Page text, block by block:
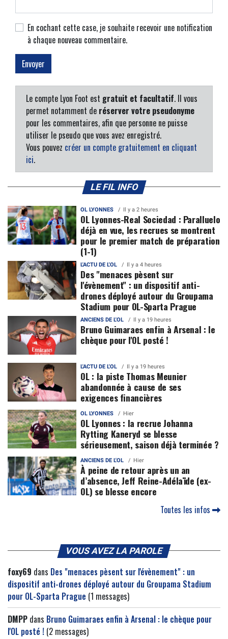
En cochant cette case, je souhaite recevoir une notification
à chaque nouveau commentaire.
Le compte Lyon Foot est gratuit et facultatif. Il vous
permet notamment de réserver votre pseudonyme
pour les commentaires, afin que personne ne puisse
utiliser le pseudo que vous avez enregistré.
Vous pouvez créer un compte gratuitement en cliquant
ici.
LE FIL INFO
OL LYONNES Il y a 2 heures
OL Lyonnes-Real Sociedad : Paralluelo
déjà en vue, les recrues se montrent
pour le premier match de préparation
(1-1)
L'ACTU DE L'OL Il y a 4 heures
Des "menaces pèsent sur
l'évènement" : un dispositif anti-
drones déployé autour du Groupama
Stadium pour OL-Sparta Prague
ANCIENS DE L'OL Il y a 19 heures
Bruno Guimaraes enfin à Arsenal : le
chèque pour l'OL posté !
L'ACTU DE L'OL Il y a 19 heures
OL : la piste Thomas Meunier
abandonnée à cause de ses
exigences financières
OL LYONNES Hier
OL Lyonnes : la recrue Johanna
Rytting Kaneryd se blesse
sérieusement, saison déjà terminée ?
ANCIENS DE L'OL Hier
À peine de retour après un an
d’absence, Jeff Reine-Adélaïde (ex-
OL) se blesse encore
Toutes les infos
VOUS AVEZ LA PAROLE
foxy69 dans Des "menaces pèsent sur l'évènement" : un
dispositif anti-drones déployé autour du Groupama Stadium
pour OL-Sparta Prague (1 messages)
DMPP dans Bruno Guimaraes enfin à Arsenal : le chèque pour
l'OL posté ! (2 messages)